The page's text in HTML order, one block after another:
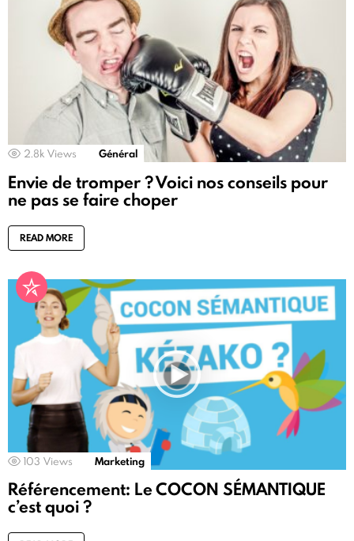
2.8k Views Général
Envie de tromper ? Voici nos conseils pour
ne pas se faire choper
READ MORE
103 Views Marketing
Référencement: Le COCON SÉMANTIQUE
c’est quoi ?